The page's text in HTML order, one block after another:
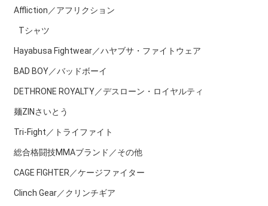
Affliction／アフリクション
Tシャツ
Hayabusa Fightwear／ハヤブサ・ファイトウェア
BAD BOY／バッドボーイ
DETHRONE ROYALTY／デスローン・ロイヤルティ
麺ZINさいとう
Tri-Fight／トライファイト
総合格闘技MMAブランド／その他
CAGE FIGHTER／ケージファイター
Clinch Gear／クリンチギア